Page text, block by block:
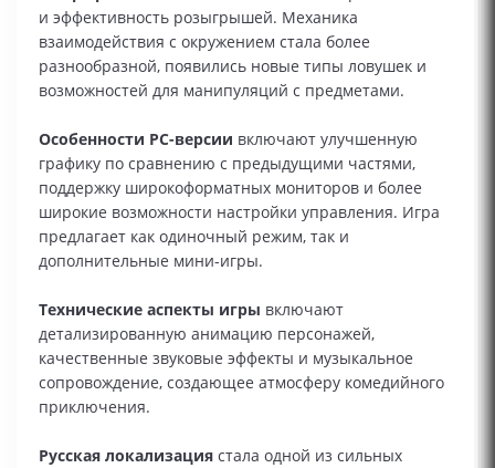
и эффективность розыгрышей. Механика
взаимодействия с окружением стала более
разнообразной, появились новые типы ловушек и
возможностей для манипуляций с предметами.
Особенности PC-версии включают улучшенную
графику по сравнению с предыдущими частями,
поддержку широкоформатных мониторов и более
широкие возможности настройки управления. Игра
предлагает как одиночный режим, так и
дополнительные мини-игры.
Технические аспекты игры включают
детализированную анимацию персонажей,
качественные звуковые эффекты и музыкальное
сопровождение, создающее атмосферу комедийного
приключения.
Русская локализация стала одной из сильных